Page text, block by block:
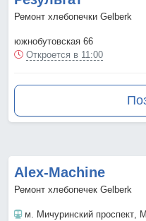
Ремонт хлебопечки Gelberk
южнобутовская 66
Откроется в 11:00
Аlex-Мachine
Ремонт хлебопечек Gelberk
м. Мичуринский проспект,